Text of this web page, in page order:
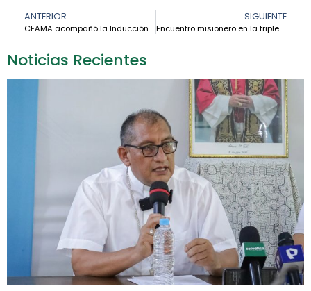
Noticias Recientes
ANTERIOR
CEAMA acompañó la Inducción para nuevos misioneros y misioneras en la Amazonía 2026
SIGUIENTE
Encuentro misionero en la triple frontera amazónica fortalece la sinodalidad y la esperanza en el territorio